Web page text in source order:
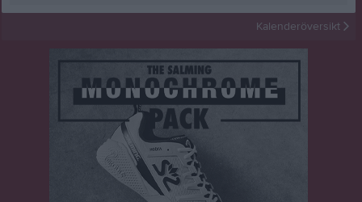
Kalenderöversikt